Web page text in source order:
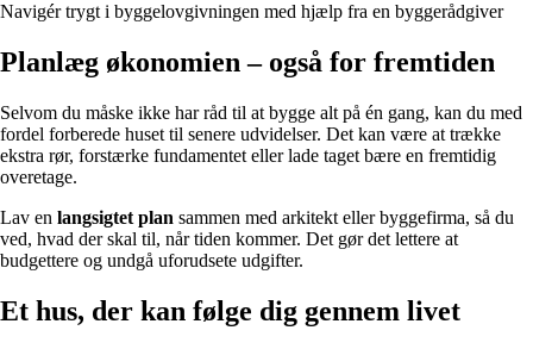
Navigér trygt i byggelovgivningen med hjælp fra en byggerådgiver
Planlæg økonomien – også for fremtiden
Selvom du måske ikke har råd til at bygge alt på én gang, kan du med
fordel forberede huset til senere udvidelser. Det kan være at trække
ekstra rør, forstærke fundamentet eller lade taget bære en fremtidig
overetage.
Lav en langsigtet plan sammen med arkitekt eller byggefirma, så du
ved, hvad der skal til, når tiden kommer. Det gør det lettere at
budgettere og undgå uforudsete udgifter.
Et hus, der kan følge dig gennem livet